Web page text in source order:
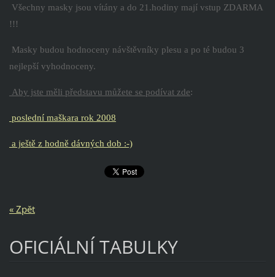
Všechny masky jsou vítány a do 21.hodiny mají vstup ZDARMA
!!!
Masky budou hodnoceny návštěvníky plesu a po té budou 3
nejlepší vyhodnoceny.
Aby jste měli představu můžete se podívat zde:
poslední maškara rok 2008
a ještě z hodně dávných dob :-)
« Zpět
OFICIÁLNÍ TABULKY